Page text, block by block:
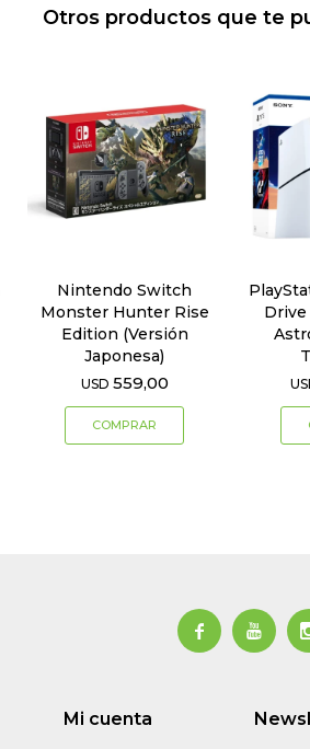
Otros productos que te
Nintendo Switch
Monster Hunter Rise
Edition (Versión
Japonesa)
USD 559,00
Drive
 
Mi cuenta